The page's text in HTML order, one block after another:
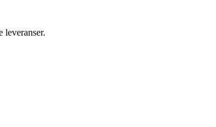
leveranser.